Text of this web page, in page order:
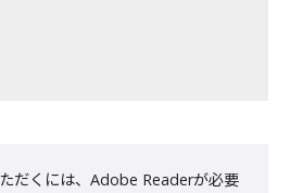
だくには、Adobe Readerが必要